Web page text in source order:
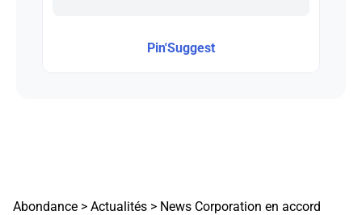
Pin'Suggest
Abondance > Actualités > News Corporation en accord